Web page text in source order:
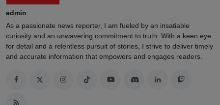
admin
As a passionate news reporter, I am fueled by an insatiable
curiosity and an unwavering commitment to truth. With a keen eye
for detail and a relentless pursuit of stories, I strive to deliver timely
and accurate information that empowers and engages readers.